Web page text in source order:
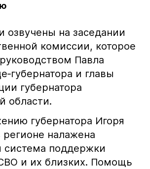
озвучены на заседании
комиссии, которое
Павла
и главы
губернатора
области.
губернатора Игоря
налажена
система поддержки
и их близких. Помощь